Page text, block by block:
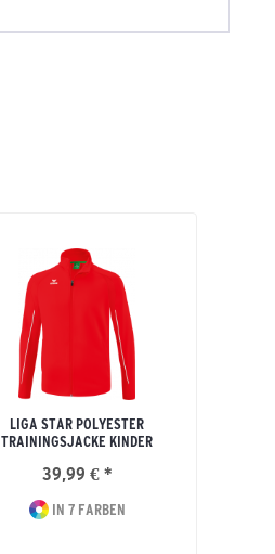
LIGA STAR POLYESTER
TRAININGSJACKE KINDER
39,99 € *
IN 7 FARBEN